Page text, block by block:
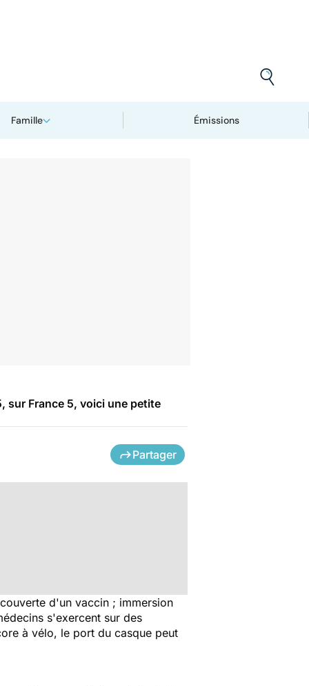
Famille Émissions
sur France 5, voici une petite
Partager
d'un vaccin ; immersion
s'exercent sur des
à vélo, le port du casque peut